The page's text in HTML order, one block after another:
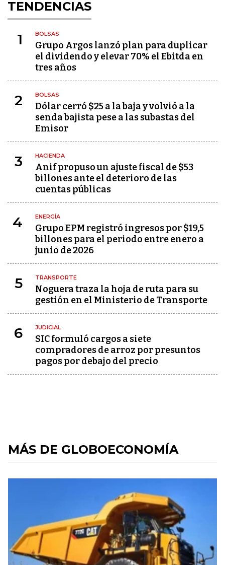
TENDENCIAS
1 BOLSAS
Grupo Argos lanzó plan para duplicar
el dividendo y elevar 70% el Ebitda en
tres años
2 BOLSAS
Dólar cerró $25 a la baja y volvió a la
senda bajista pese a las subastas del
Emisor
3 HACIENDA
Anif propuso un ajuste fiscal de $53
billones ante el deterioro de las
cuentas públicas
4 ENERGÍA
Grupo EPM registró ingresos por $19,5
billones para el periodo entre enero a
junio de 2026
5 TRANSPORTE
Noguera traza la hoja de ruta para su
gestión en el Ministerio de Transporte
6 JUDICIAL
SIC formuló cargos a siete
compradores de arroz por presuntos
pagos por debajo del precio
MÁS DE GLOBOECONOMÍA